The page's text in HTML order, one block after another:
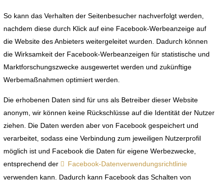
So kann das Verhalten der Seitenbesucher nachverfolgt werden,
nachdem diese durch Klick auf eine Facebook-Werbeanzeige auf
die Website des Anbieters weitergeleitet wurden. Dadurch können
die Wirksamkeit der Facebook-Werbeanzeigen für statistische und
Marktforschungszwecke ausgewertet werden und zukünftige
Werbemaßnahmen optimiert werden.
Die erhobenen Daten sind für uns als Betreiber dieser Website
anonym, wir können keine Rückschlüsse auf die Identität der Nutzer
ziehen. Die Daten werden aber von Facebook gespeichert und
verarbeitet, sodass eine Verbindung zum jeweiligen Nutzerprofil
möglich ist und Facebook die Daten für eigene Werbezwecke,
entsprechend der
Facebook-Datenverwendungsrichtlinie
verwenden kann. Dadurch kann Facebook das Schalten von